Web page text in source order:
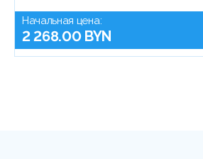
Начальная цена:
2 268.00 BYN